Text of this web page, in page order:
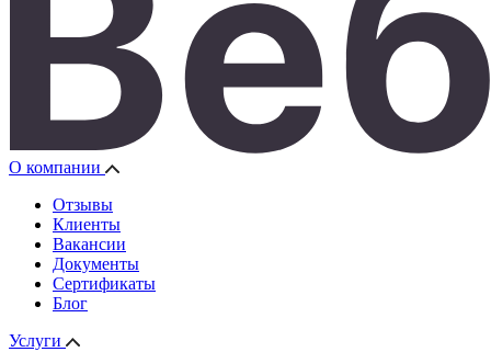
О компании
Отзывы
Клиенты
Вакансии
Документы
Сертификаты
Блог
Услуги